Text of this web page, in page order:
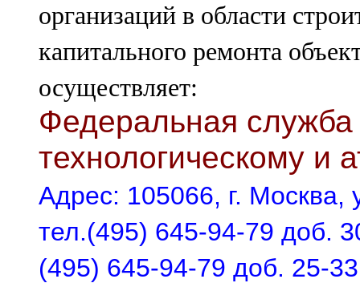
организаций в области
капитального ремонта
осуществляет:
Федеральная служба
технологическому и
Адрес: 105066, г. Москва,
тел.(495) 645-94-79 доб.
(495) 645-94-79 доб. 25-33